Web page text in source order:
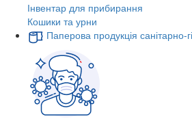
Інвентар для прибирання
Кошики та урни
Паперова продукція санітарно-